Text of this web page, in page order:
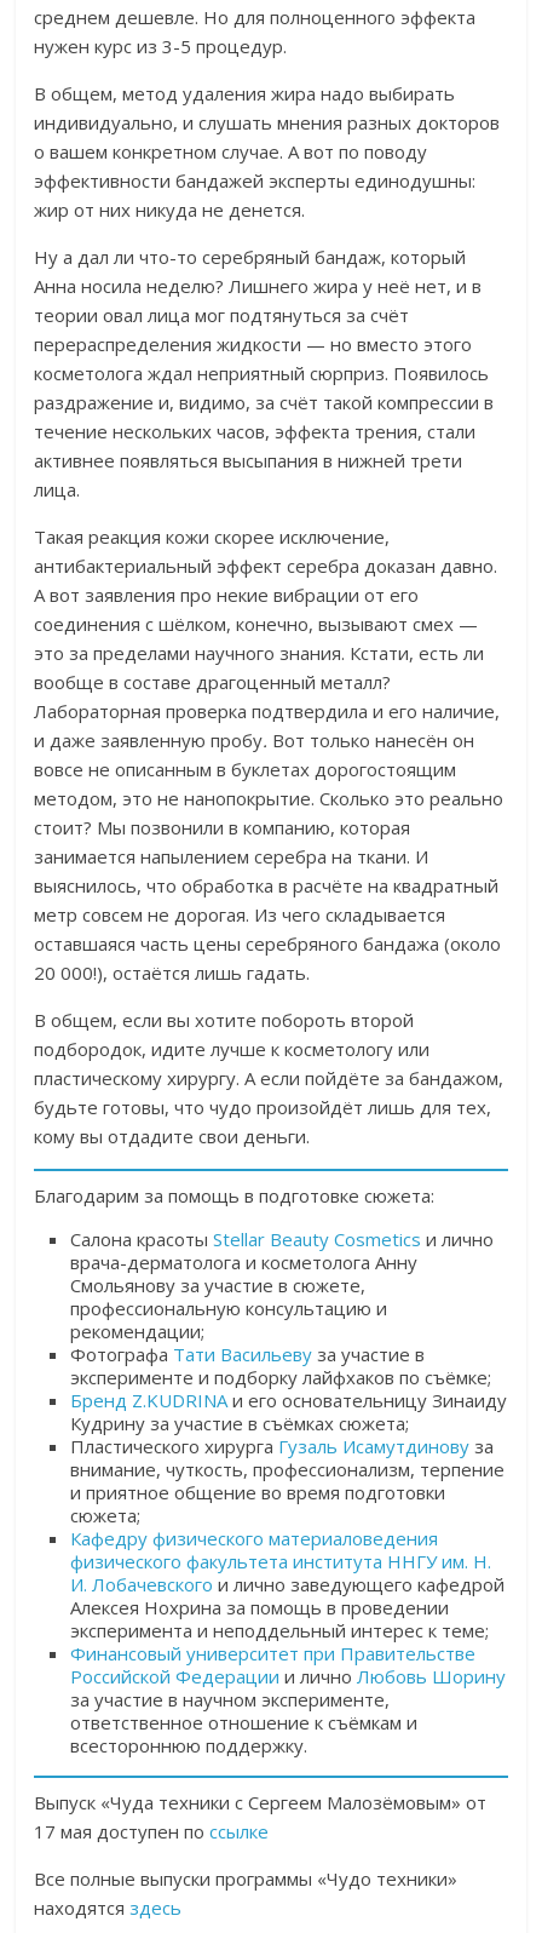
среднемдешевле. Но для полноценного эффекта
нужен курс из 3-5 процедур.
В общем, метод удаления жира надо выбирать
индивидуально, и слушать мнения разных докторов
о вашем конкретном случае. А вот по поводу
эффективности бандажей эксперты единодушны:
жир от них никуда не денется.
Ну а дал ли что-то серебряный бандаж, который
Анна носила неделю? Лишнего жира у неё нет, и в
теории овал лица мог подтянуться за счёт
перераспределения жидкости — но вместо этого
косметолога ждал неприятный сюрприз. Появилось
раздражение и, видимо, за счёт такой компрессии в
течение нескольких часов, эффекта трения, стали
активнее появляться высыпания в нижней трети
лица.
Такая реакция кожи скорее исключение,
антибактериальный эффект серебра доказан давно.
А вот заявления про некие вибрации от его
соединения с шёлком, конечно, вызывают смех —
это за пределами научного знания. Кстати, есть ли
вообще в составе драгоценный металл?
Лабораторная проверка подтвердила и его наличие,
и даже заявленную пробу. Вот только нанесён он
вовсе не описанным в буклетах дорогостоящим
методом, это не нанопокрытие.Сколько это реально
стоит? Мы позвонили в компанию, которая
занимается напылением серебра на ткани. И
выяснилось, что обработка в расчёте на квадратный
метр совсем не дорогая. Из чего складывается
оставшаяся часть цены серебряного бандажа (около
20 000!), остаётся лишь гадать.
В общем, если вы хотите побороть второй
подбородок, идите лучше к косметологу или
пластическому хирургу. А если пойдёте за бандажом,
будьте готовы, что чудо произойдёт лишь для тех,
кому вы отдадите свои деньги.
Благодарим за помощь в подготовке сюжета:
Салона красотыStellar Beauty Cosmetics и лично
врача-дерматолога и косметолога Анну
Смольянову за участие в сюжете,
профессиональную консультацию и
рекомендации;
Фотографа Тати Васильеву за участие в
эксперименте и подборку лайфхаков по съёмке;
Бренд Z.KUDRINAи его основательницу Зинаиду
Кудрину за участие в съёмках сюжета;
Пластического хирурга Гузаль Исамутдинову за
внимание, чуткость, профессионализм, терпение
и приятное общение во время подготовки
сюжета;
Кафедру физического материаловедения
физического факультета института ННГУ им. Н.
И. Лобачевского и лично заведующего кафедрой
Алексея Нохрина за помощь в проведении
эксперимента и неподдельный интерес к теме;
Финансовый университет при Правительстве
Российской Федерации и личноЛюбовь Шорину
за участие в научном эксперименте,
ответственное отношение к съёмкам и
всестороннюю поддержку.
Выпуск «Чуда техники с Сергеем Малозёмовым» от
17 мая доступен поссылке
Все полные выпуски программы «Чудо техники»
находятсяздесь